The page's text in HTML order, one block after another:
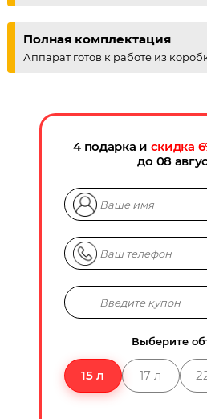
Полная комплектация
Аппарат готов к работе из
4 подарка и скидка 6
Выберите
15 л 17 л